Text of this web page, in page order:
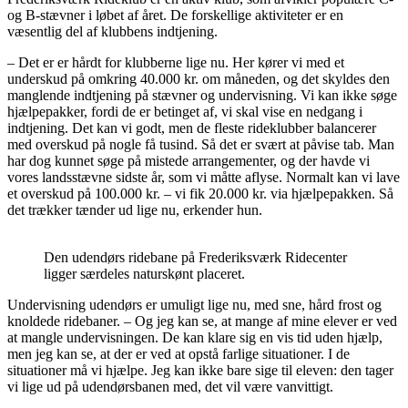
og B-stævner i løbet af året. De forskellige aktiviteter er en
væsentlig del af klubbens indtjening.
– Det er er hårdt for klubberne lige nu. Her kører vi med et
underskud på omkring 40.000 kr. om måneden, og det skyldes den
manglende indtjening på stævner og undervisning. Vi kan ikke søge
hjælpepakker, fordi de er betinget af, vi skal vise en nedgang i
indtjening. Det kan vi godt, men de fleste rideklubber balancerer
med overskud på nogle få tusind. Så det er svært at påvise tab. Man
har dog kunnet søge på mistede arrangementer, og der havde vi
vores landsstævne sidste år, som vi måtte aflyse. Normalt kan vi lave
et overskud på 100.000 kr. – vi fik 20.000 kr. via hjælpepakken. Så
det trækker tænder ud lige nu, erkender hun.
Den udendørs ridebane på Frederiksværk Ridecenter
ligger særdeles naturskønt placeret.
Undervisning udendørs er umuligt lige nu, med sne, hård frost og
knoldede ridebaner. – Og jeg kan se, at mange af mine elever er ved
at mangle undervisningen. De kan klare sig en vis tid uden hjælp,
men jeg kan se, at der er ved at opstå farlige situationer. I de
situationer må vi hjælpe. Jeg kan ikke bare sige til eleven: den tager
vi lige ud på udendørsbanen med, det vil være vanvittigt.